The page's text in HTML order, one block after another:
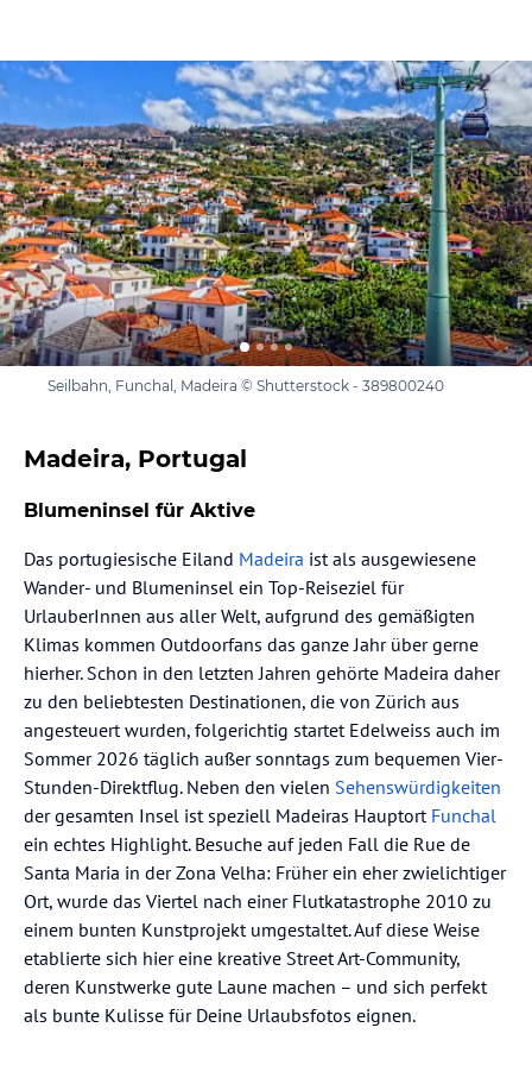
Seilbahn, Funchal, Madeira © Shutterstock - 389800240
Madeira, Portugal
Blumeninsel für Aktive
Das portugiesische Eiland Madeira ist als ausgewiesene
Wander- und Blumeninsel ein Top-Reiseziel für
UrlauberInnen aus aller Welt, aufgrund des gemäßigten
Klimas kommen Outdoorfans das ganze Jahr über gerne
hierher. Schon in den letzten Jahren gehörte Madeira daher
zu den beliebtesten Destinationen, die von Zürich aus
angesteuert wurden, folgerichtig startet Edelweiss auch im
Sommer 2026 täglich außer sonntags zum bequemen Vier-
Stunden-Direktflug. Neben den vielen Sehenswürdigkeiten
der gesamten Insel ist speziell Madeiras Hauptort Funchal
ein echtes Highlight. Besuche auf jeden Fall die Rue de
Santa Maria in der Zona Velha: Früher ein eher zwielichtiger
Ort, wurde das Viertel nach einer Flutkatastrophe 2010 zu
einem bunten Kunstprojekt umgestaltet. Auf diese Weise
etablierte sich hier eine kreative Street Art-Community,
deren Kunstwerke gute Laune machen – und sich perfekt
als bunte Kulisse für Deine Urlaubsfotos eignen.